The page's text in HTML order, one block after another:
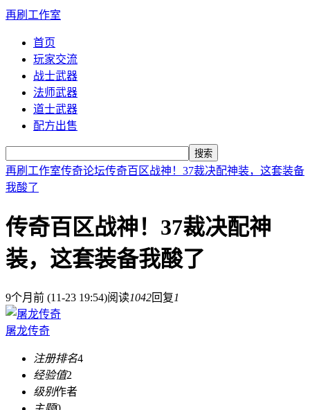
再刷工作室
首页
玩家交流
战士武器
法师武器
道士武器
配方出售
搜索
再刷工作室传奇论坛传奇百区战神！37裁决配神装，这套装备
我酸了
传奇百区战神！37裁决配神
装，这套装备我酸了
9个月前 (11-23 19:54)阅读1042回复1
屠龙传奇
注册排名4
经验值2
级别作者